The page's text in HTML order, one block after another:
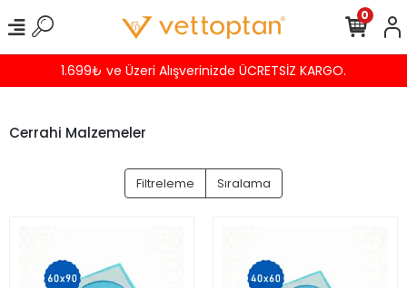
KARGO. Havalede %4 İNDİRİM
0
Cerrahi Malzemeler
Filtreleme Sıralama